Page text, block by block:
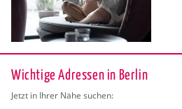
Wichtige Adressen in Berlin
Jetzt in Ihrer Nähe suchen: